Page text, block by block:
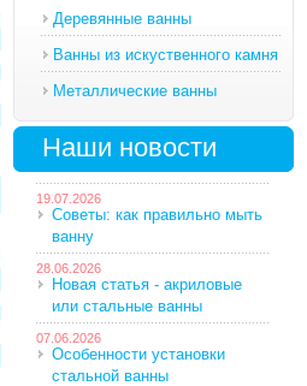
Деревянные ванны
Ванны из искуственного камня
Металлические ванны
Наши новости
19.07.2026
Советы: как правильно мыть
ванну
28.06.2026
Новая статья - акриловые
или стальные ванны
07.06.2026
Особенности установки
стальной ванны